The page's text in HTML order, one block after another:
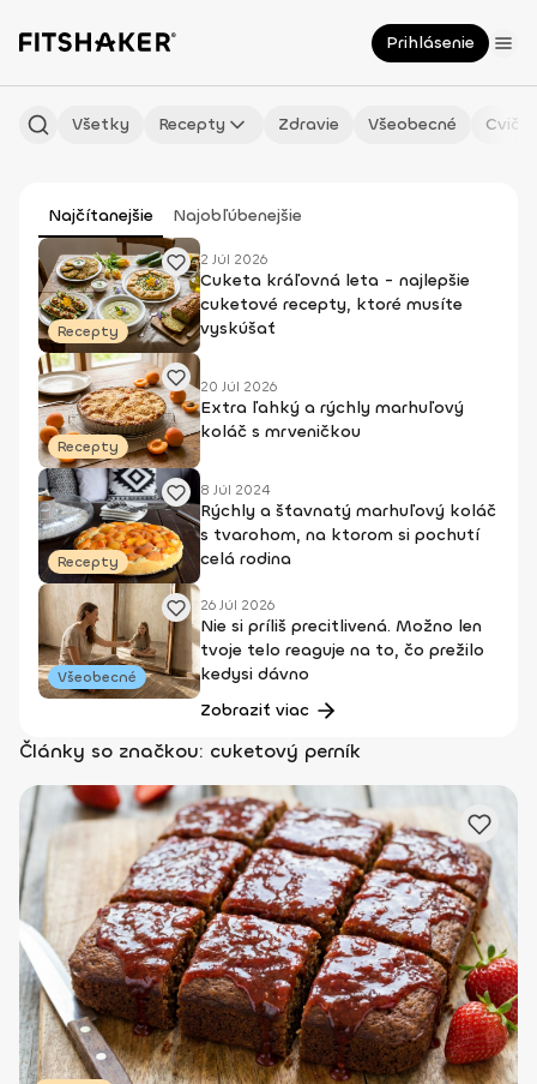
Prihlásenie
Všetky Recepty Zdravie Všeobecné
Najčítanejšie Najobľúbenejšie
Recepty
2 Júl 2026
Cuketa kráľovná leta - najlepšie
cuketové recepty, ktoré musíte
vyskúšať
Recepty
20 Júl 2026
Extra ľahký a rýchly marhuľový
koláč s mrveničkou
Recepty
8 Júl 2024
Rýchly a šťavnatý marhuľový koláč
s tvarohom, na ktorom si pochutí
celá rodina
Všeobecné
26 Júl 2026
Nie si príliš precitlivená. Možno len
tvoje telo reaguje na to, čo prežilo
kedysi dávno
Zobraziť viac
Články so značkou: cuketový perník